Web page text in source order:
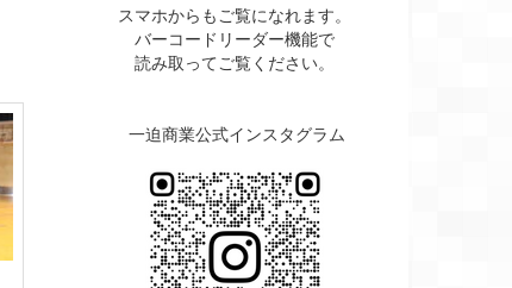
スマホからもご覧になれます。
バーコードリーダー機能で
読み取ってご覧ください。
一迫商業公式インスタグラム